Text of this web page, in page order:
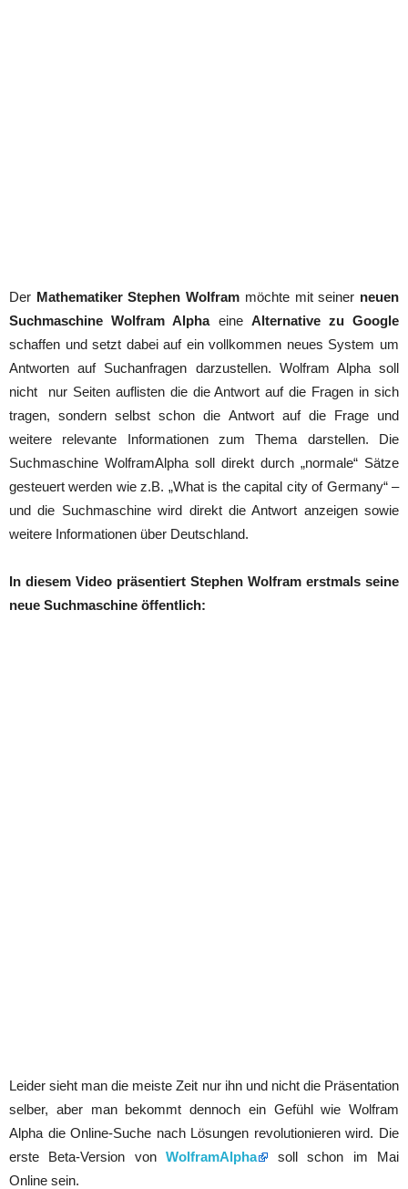
Der Mathematiker Stephen Wolfram möchte mit seiner neuen
Suchmaschine Wolfram Alphaeine Alternative zu Google
schaffen und setzt dabei auf ein vollkommen neues System um
Antworten auf Suchanfragen darzustellen. Wolfram Alpha soll
nicht nur Seiten auflisten die die Antwort auf die Fragen in sich
tragen, sondern selbst schon die Antwort auf die Frage und
weitere relevante Informationen zum Thema darstellen. Die
Suchmaschine WolframAlpha soll direkt durch „normale“ Sätze
gesteuert werden wie z.B. „What is the capital city of Germany“ –
und die Suchmaschine wird direkt die Antwort anzeigen sowie
weitere Informationen über Deutschland.
In diesem Video präsentiert Stephen Wolfram erstmals seine
neue Suchmaschine öffentlich:
Leider sieht man die meiste Zeit nur ihn und nicht die Präsentation
selber, aber man bekommt dennoch ein Gefühl wie Wolfram
Alpha die Online-Suche nach Lösungen revolutionieren wird. Die
erste Beta-Version vonWolframAlpha
soll schon im Mai
Online sein.